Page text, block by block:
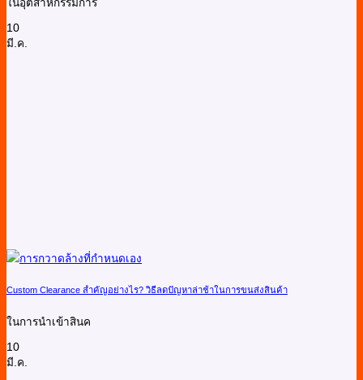
ในอุตสาหกรรมการ
10
มี.ค.
Custom Clearance สำคัญอย่างไร? วิธีลดปัญหาล่าช้าในการขนส่งสินค้า
ในการนำเข้าสินค
10
มี.ค.